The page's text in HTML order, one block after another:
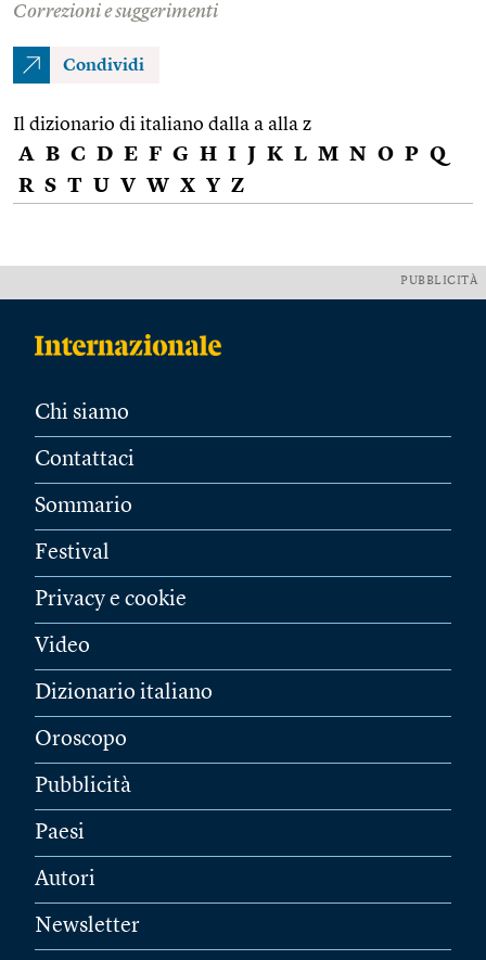
Correzioni e suggerimenti
Condividi
Il dizionario di italiano dalla a alla z
A B C D E F G H I J K L M N O P Q
R S T U V W X Y Z
PUBBLICITÀ
Chi siamo
Contattaci
Sommario
Festival
Privacy e cookie
Video
Dizionario italiano
Oroscopo
Pubblicità
Paesi
Autori
Newsletter